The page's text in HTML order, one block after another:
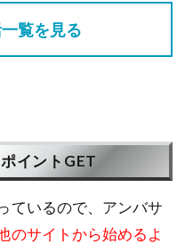
覧を見る
イントGET
ているので、アンバサ
のサイトから始めるよ